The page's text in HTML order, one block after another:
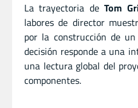
La trayectoria deTom
labores de director
por la construcción de
decisión responde a una
una lectura global del
componentes.